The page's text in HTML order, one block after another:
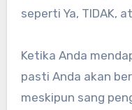
seperti Ya, TIDAK,
Ketika Anda
pasti Anda akan
meskipun sang